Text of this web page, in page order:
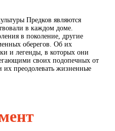
Предков являются
в каждом доме.
в поколение, другие
оберегов. Об их
и легенды, в которых они
своих подопечных от
преодолевать жизненные